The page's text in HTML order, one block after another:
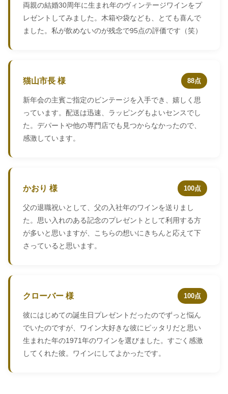
両親の結婚30周年に生まれ年のヴィンテージワインをプ
レゼントしてみました。木箱や袋なども、とても喜んで
ました。私が飲めないのが残念で95点の評価です（笑）
猫山市長 様 88点
新年会の主賓ご指定のビンテージを入手でき、嬉しく思
っています。配送は迅速、ラッピングもよいセンスでし
た。デパートや他の専門店でも見つからなかったので、
感激しています。
かおり 様 100点
父の退職祝いとして、父の入社年のワインを送りまし
た。思い入れのある記念のプレゼントとして利用する方
が多いと思いますが、こちらの想いにきちんと応えて下
さっていると思います。
クローバー 様 100点
彼にはじめての誕生日プレゼントだったのでずっと悩ん
でいたのですが、ワイン大好きな彼にピッタリだと思い
生まれた年の1971年のワインを選びました。すごく感激
してくれた彼。ワインにしてよかったです。